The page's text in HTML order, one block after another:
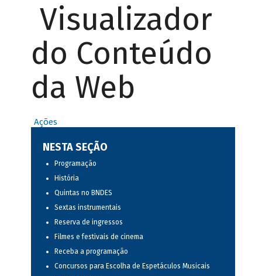
Visualizador
do Conteúdo
da Web
Ações
NESTA SEÇÃO
Programação
História
Quintas no BNDES
Sextas instrumentais
Reserva de ingressos
Filmes e festivais de cinema
Receba a programação
Concursos para Escolha de Espetáculos Musicais